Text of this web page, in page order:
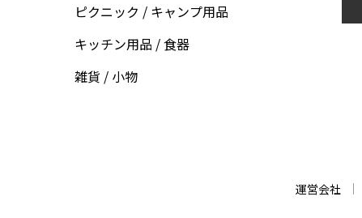
ピクニック / キャンプ用品
キッチン用品 / 食器
雑貨 / 小物
運営会社